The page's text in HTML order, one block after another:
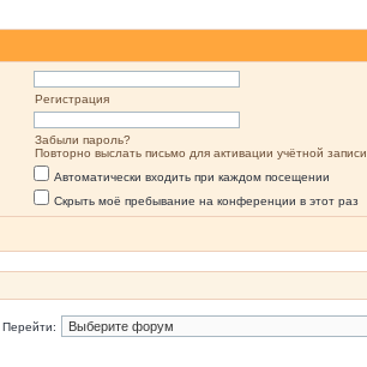
Регистрация
Забыли пароль?
Повторно выслать письмо для активации учётной записи
Автоматически входить при каждом посещении
Скрыть моё пребывание на конференции в этот раз
Перейти: